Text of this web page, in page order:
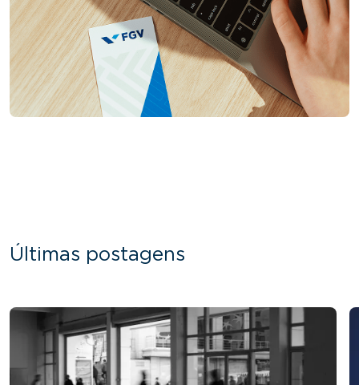
Últimas postagens